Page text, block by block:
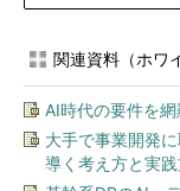
関連資料（ホワ
AI時代の要件を
大手で事業開発
導く考え方と実